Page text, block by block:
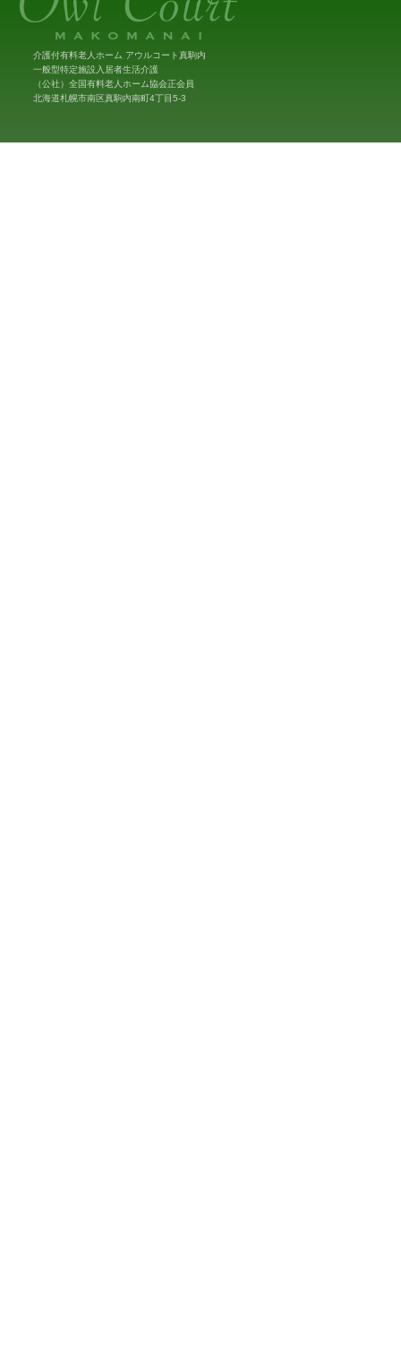
介護付有料老人ホーム アウルコート真駒内
一般型特定施設入居者生活介護
（公社）全国有料老人ホーム協会正会員
北海道札幌市南区真駒内南町4丁目5-3